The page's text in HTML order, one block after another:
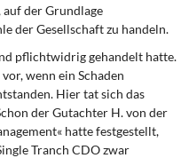
der Grundlage
der Gesellschaft zu handeln.
pflichtwidrig gehandelt hatte.
wenn ein Schaden
Hier tat sich das
der Gutachter H. von der
hatte festgestellt,
Tranch CDO zwar